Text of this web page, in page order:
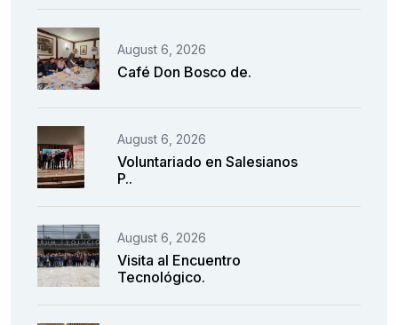
August 6, 2026
Café Don Bosco de.
August 6, 2026
Voluntariado en Salesianos
P..
August 6, 2026
Visita al Encuentro
Tecnológico.